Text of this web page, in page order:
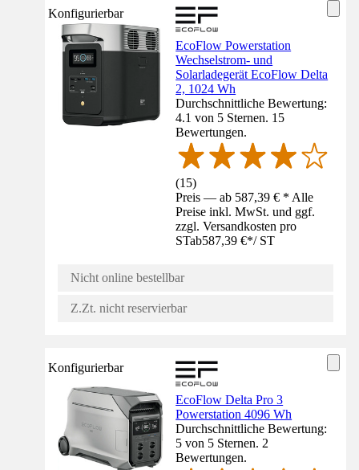
Konfigurierbar
EcoFlow Powerstation
Wechselstrom- und
Solarladegerät EcoFlow Delta
2, 1024 Wh
Durchschnittliche Bewertung:
4.1 von 5 Sternen. 15
Bewertungen.
(15)
Preis — ab 587,39 € * Alle
Preise inkl. MwSt. und ggf.
zzgl. Versandkosten pro
STab587,39 €*/ ST
Nicht online bestellbar
Z.Zt. nicht reservierbar
Konfigurierbar
EcoFlow Delta Pro 3
Powerstation 4096 Wh
Durchschnittliche Bewertung:
5 von 5 Sternen. 2
Bewertungen.